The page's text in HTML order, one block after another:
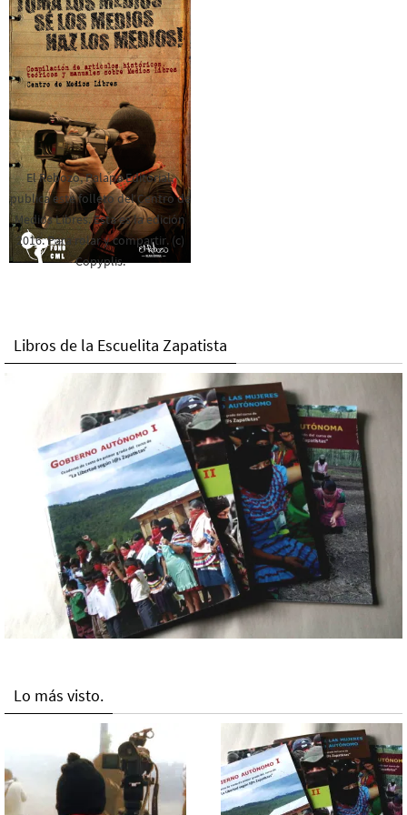
El Rebozo, Palapa Editorial,
publica este folleto del Centro de
Medios Libres. Esta es la edición
2016. Para rolar y compartir. (c)
Copyplis.
Libros de la Escuelita Zapatista
Lo más visto.